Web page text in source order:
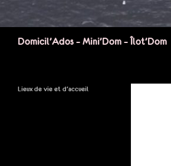
Domicil’Ados – Mini’Dom – Îlot’Dom
Lieux de vie et d’accueil